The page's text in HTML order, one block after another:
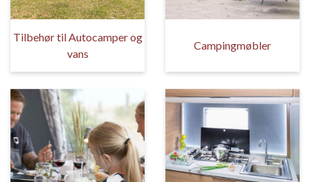
Tilbehør til Autocamper og
vans
Campingmøbler